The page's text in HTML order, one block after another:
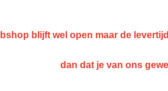
gerko pps
Buitenbeker
blijft wel open maar de
dan dat je van ons